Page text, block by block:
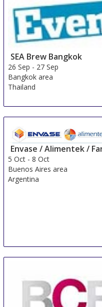
SEA Brew Bangkok
26 Sep - 27 Sep
Bangkok area
Thailand
Envase / Alimentek /
5 Oct -8 Oct
Buenos Aires area
Argentina